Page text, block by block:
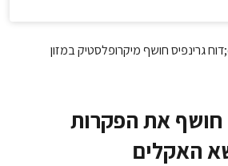
את הפקרות
האקלים